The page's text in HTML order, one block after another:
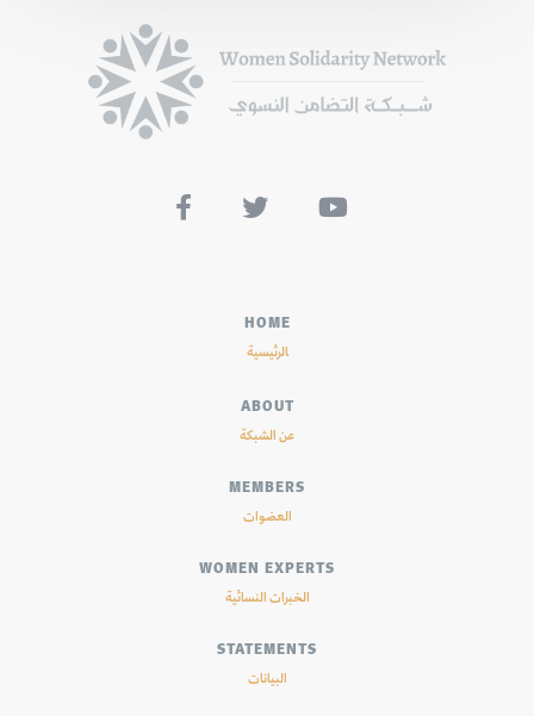
  
HOME
الرئيسية
ABOUT
عن الشبكة
MEMBERS
العضوات
WOMEN EXPERTS
الخبرات النسائية
STATEMENTS
البيانات